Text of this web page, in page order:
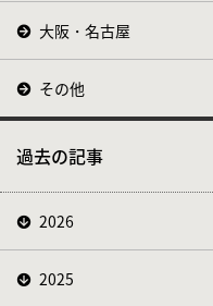
大阪・名古屋
その他
過去の記事
2026
2025